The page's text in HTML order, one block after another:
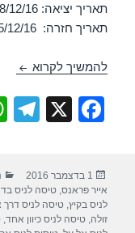
תאריך יציאה: 08/12/16
תאריך חזרה: 15/12/16
להמשיך לקרוא טיסות
F
e
b
X
פורסם
בתאריך
1 בדצמבר 2016
אייר פראנס ,טיסה לניס
לניס בקיץ ,טיסה לניס דרך
זולה ,טיסה לניס כיוון אחד ,